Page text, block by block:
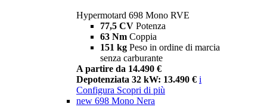
Hypermotard 698 Mono RVE
77,5 CV Potenza
63 Nm Coppia
151 kg Peso in ordine di marcia
senza carburante
A partire da 14.490 €
Depotenziata 32 kW: 13.490 € i
Configura Scopri di più
new 698 Mono Nera